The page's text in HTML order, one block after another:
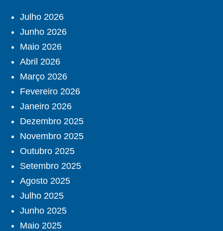
Julho 2026
Junho 2026
Maio 2026
Abril 2026
Março 2026
Fevereiro 2026
Janeiro 2026
Dezembro 2025
Novembro 2025
Outubro 2025
Setembro 2025
Agosto 2025
Julho 2025
Junho 2025
Maio 2025